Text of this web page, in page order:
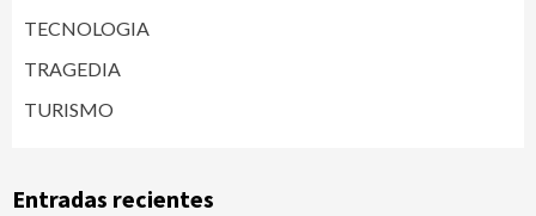
TECNOLOGIA
TRAGEDIA
TURISMO
Entradas recientes